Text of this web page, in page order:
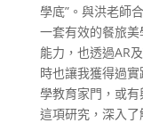
學底”。與洪老師
一套有效的餐旅
能力，也透過AR
時也讓我獲得過
學教育家門，或
這項研究，深入